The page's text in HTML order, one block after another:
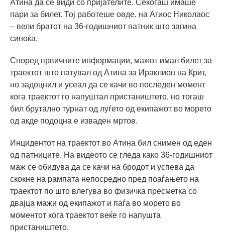
Атина да се ​​види со пријателите. Секогаш имаше
пари за билет. Тој работеше овде, на Агиос Николаос
– вели братот на 36-годишниот патник што загина
синоќа.
Според првичните информации, мажот имал билет за
траектот што патувал од Атина за Ираклион на Крит,
но задоцнил и усеал да се качи во последен момент
кога траектот го напуштал пристаништето, но тогаш
бил брутално турнат од луѓето од екипажот во морето
од акде подоцна е изваден мртов.
Инцидентот на траектот во Атина бил снимен од еден
од патниците. На видеото се гледа како 36-годишниот
маж се обидува да се качи на бродот и успева да
скокне на рампата непосредно пред поаѓањето на
траектот по што влегува во физичка пресметка со
двајца мажи од екипажот и паѓа во морето во
моментот кога траектот веќе го напушта
пристаништето.